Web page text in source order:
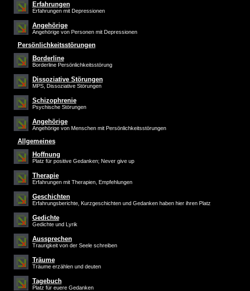
Erfahrungen
Erfahrungen mit Depressionen
Angehörige
Angehörige von Personen mit Depressionen
Persönlichkeitsstörungen
Borderline
Borderline Persönlichkeitsstörung
Dissoziative Störungen
MPS, Dissoziative Störungen
Schizophrenie
Psychische Störungen
Angehörige
Angehörige von Menschen mit Persönlichkeitsstörungen
Allgemeines
Hoffnung
Platz für positive Gedanken; Never give up
Therapie
Erfahrungen mit Therapien, Empfehlungen
Geschichten
Erfahrungsberichte, Kurzgeschichten und Gedanken haben hier ihren Platz
Gedichte
Gedichte und Lyrik
Aussprechen
Traurigkeit von der Seele schreiben
Träume
Träume erzählen und deuten
Tagebuch
Platz für euere Gedanken